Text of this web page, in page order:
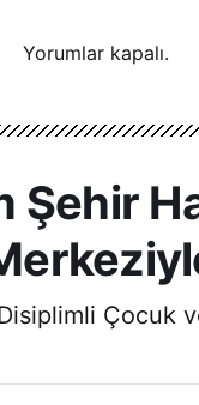
Yorumlar kapalı.
Şehir
Çocuk